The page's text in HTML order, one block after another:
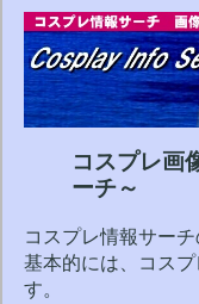
コスプレ画
ーチ～
コスプレ情報サー
基本的には、コス
す。